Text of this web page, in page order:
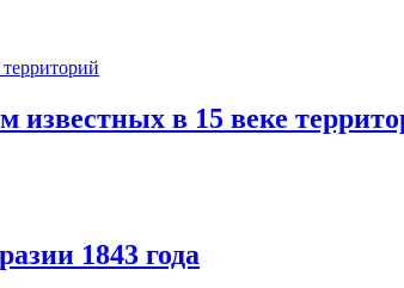
известных в 15 веке
1843 года